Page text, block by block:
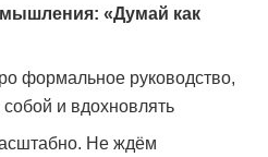
«Думай как
формальное руководство,
и вдохновлять
Не ждём